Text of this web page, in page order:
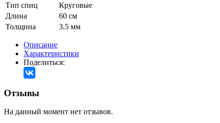
Тип спиц
Круговые
Длина
60 см
Толщина
3.5 мм
Описание
Характеристики
Поделиться:
Отзывы
На данный момент нет отзывов.